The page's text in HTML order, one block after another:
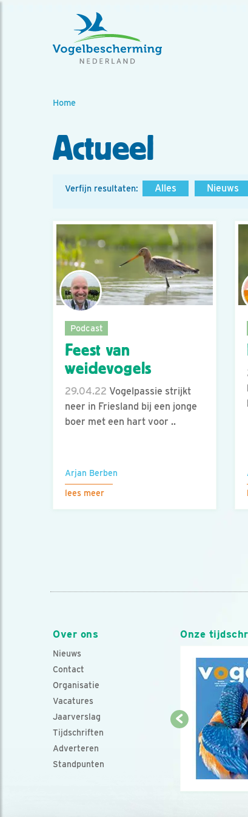
Home
Actueel
Verfijn resultaten: Alles Nieuws
Podcast
Feest van
weidevogels
29.04.22 Vogelpassie strijkt
neer in Friesland bij een jonge
boer met een hart voor ..
Arjan Berben
lees meer
Over ons
Nieuws
Contact
Organisatie
Vacatures
Jaarverslag
Tijdschriften
Adverteren
Standpunten
Onze